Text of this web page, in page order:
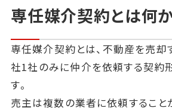
専任媒介契約とは何
専任媒介契約とは、不動産を売却
社1社のみに仲介を依頼する契約
す。
売主は複数の業者に依頼すること